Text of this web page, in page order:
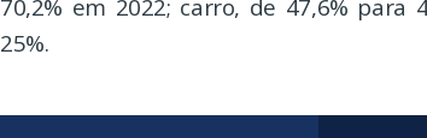
70,2% em 2022; carro, de 47,6% para
25%.